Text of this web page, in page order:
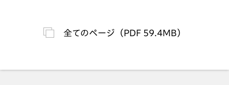
全てのページ（PDF 59.4MB）